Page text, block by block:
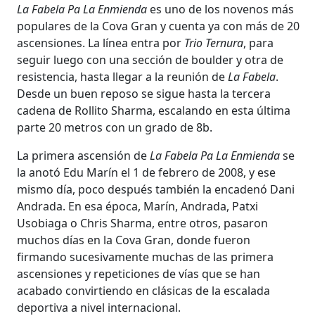
La Fabela Pa La Enmienda es uno de los novenos más
populares de la Cova Gran y cuenta ya con más de 20
ascensiones. La línea entra por Trio Ternura, para
seguir luego con una sección de boulder y otra de
resistencia, hasta llegar a la reunión deLa Fabela.
Desde un buen reposo se sigue hasta la tercera
cadena de Rollito Sharma, escalando en esta última
parte 20 metros con un grado de 8b.
La primera ascensión deLa Fabela Pa La Enmiendase
la anotó Edu Marín el 1 de febrero de 2008, y ese
mismo día, poco después también la encadenó Dani
Andrada. En esa época, Marín, Andrada, Patxi
Usobiaga o Chris Sharma, entre otros, pasaron
muchos días en la Cova Gran, donde fueron
firmando sucesivamente muchas de las primera
ascensiones y repeticiones de vías que se han
acabado convirtiendo en clásicas de la escalada
deportiva a nivel internacional.